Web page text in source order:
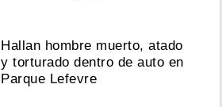
Hallan hombre muerto, atado
y torturado dentro de auto en
Parque Lefevre